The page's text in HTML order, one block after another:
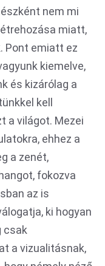
nem mi
miatt,
Pont emiatt ez
kiemelve,
és kizárólag a
kell
a világot. Mezei
ehhez a
a zenét,
fokozva
az is
ki hogyan
csak
a vizualitásnak,